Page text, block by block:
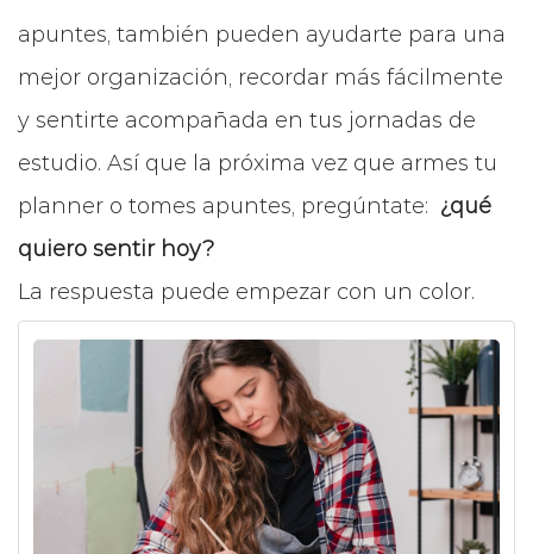
apuntes, también pueden ayudarte para una
mejor organización, recordar más fácilmente
y sentirte acompañada en tus jornadas de
estudio. Así que la próxima vez que armes tu
planner o tomes apuntes, pregúntate: ¿qué
quiero sentir hoy?
La respuesta puede empezar con un color.